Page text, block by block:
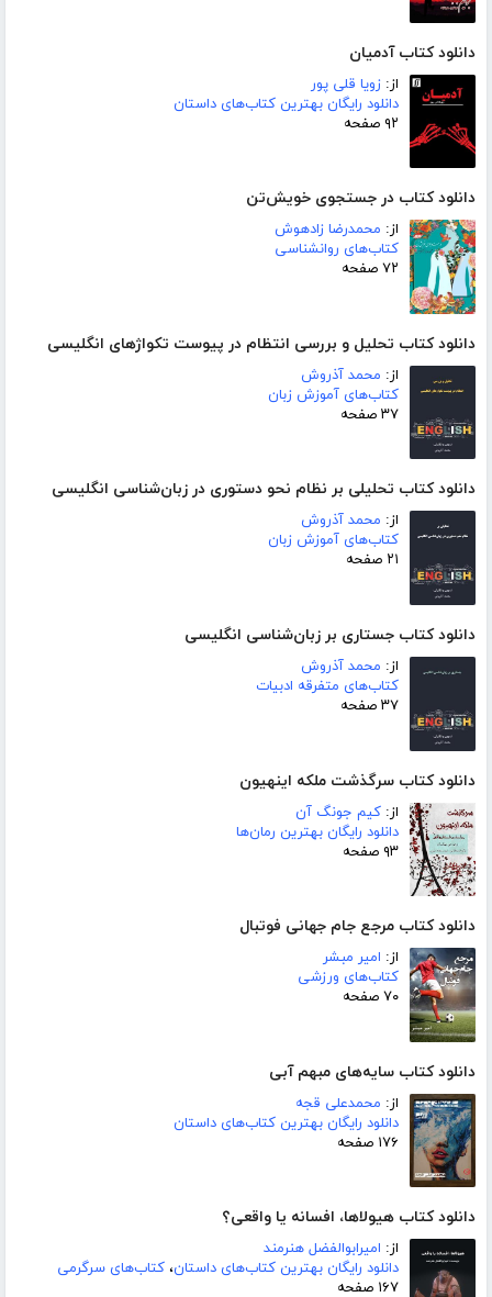
دانلود کتاب آدمیان
از: زویا قلی پور
دانلود رایگان بهترین کتاب‌های داستان
۹۲ صفحه
دانلود کتاب در جستجوی خویش‌تن
از: محمدرضا زادهوش
کتاب‌های روانشناسی
۷۲ صفحه
دانلود کتاب تحلیل و بررسی انتظام در پیوست تکواژهای انگلیسی
از: محمد آذروش
کتاب‌های آموزش زبان
۳۷ صفحه
دانلود کتاب تحلیلی بر نظام نحو دستوری در زبان‌شناسی انگلیسی
از: محمد آذروش
کتاب‌های آموزش زبان
۲۱ صفحه
دانلود کتاب جستاری بر زبان‌شناسی انگلیسی
از: محمد آذروش
کتاب‌های متفرقه ادبیات
۳۷ صفحه
دانلود کتاب سرگذشت ملکه اینهیون
از: کیم جونگ آن
دانلود رایگان بهترین رمان‌ها
۹۳ صفحه
دانلود کتاب مرجع جام جهانی فوتبال
از: امیر مبشر
کتاب‌های ورزشی
۷۰ صفحه
دانلود کتاب سایه‌های مبهم آبی
از: محمدعلی قجه
دانلود رایگان بهترین کتاب‌های داستان
۱۷۶ صفحه
دانلود کتاب هیولاها، افسانه یا واقعی؟
از: امیرابوالفضل هنرمند
دانلود رایگان بهترین کتاب‌های داستان، کتاب‌های سرگرمی
۱۶۷ صفحه